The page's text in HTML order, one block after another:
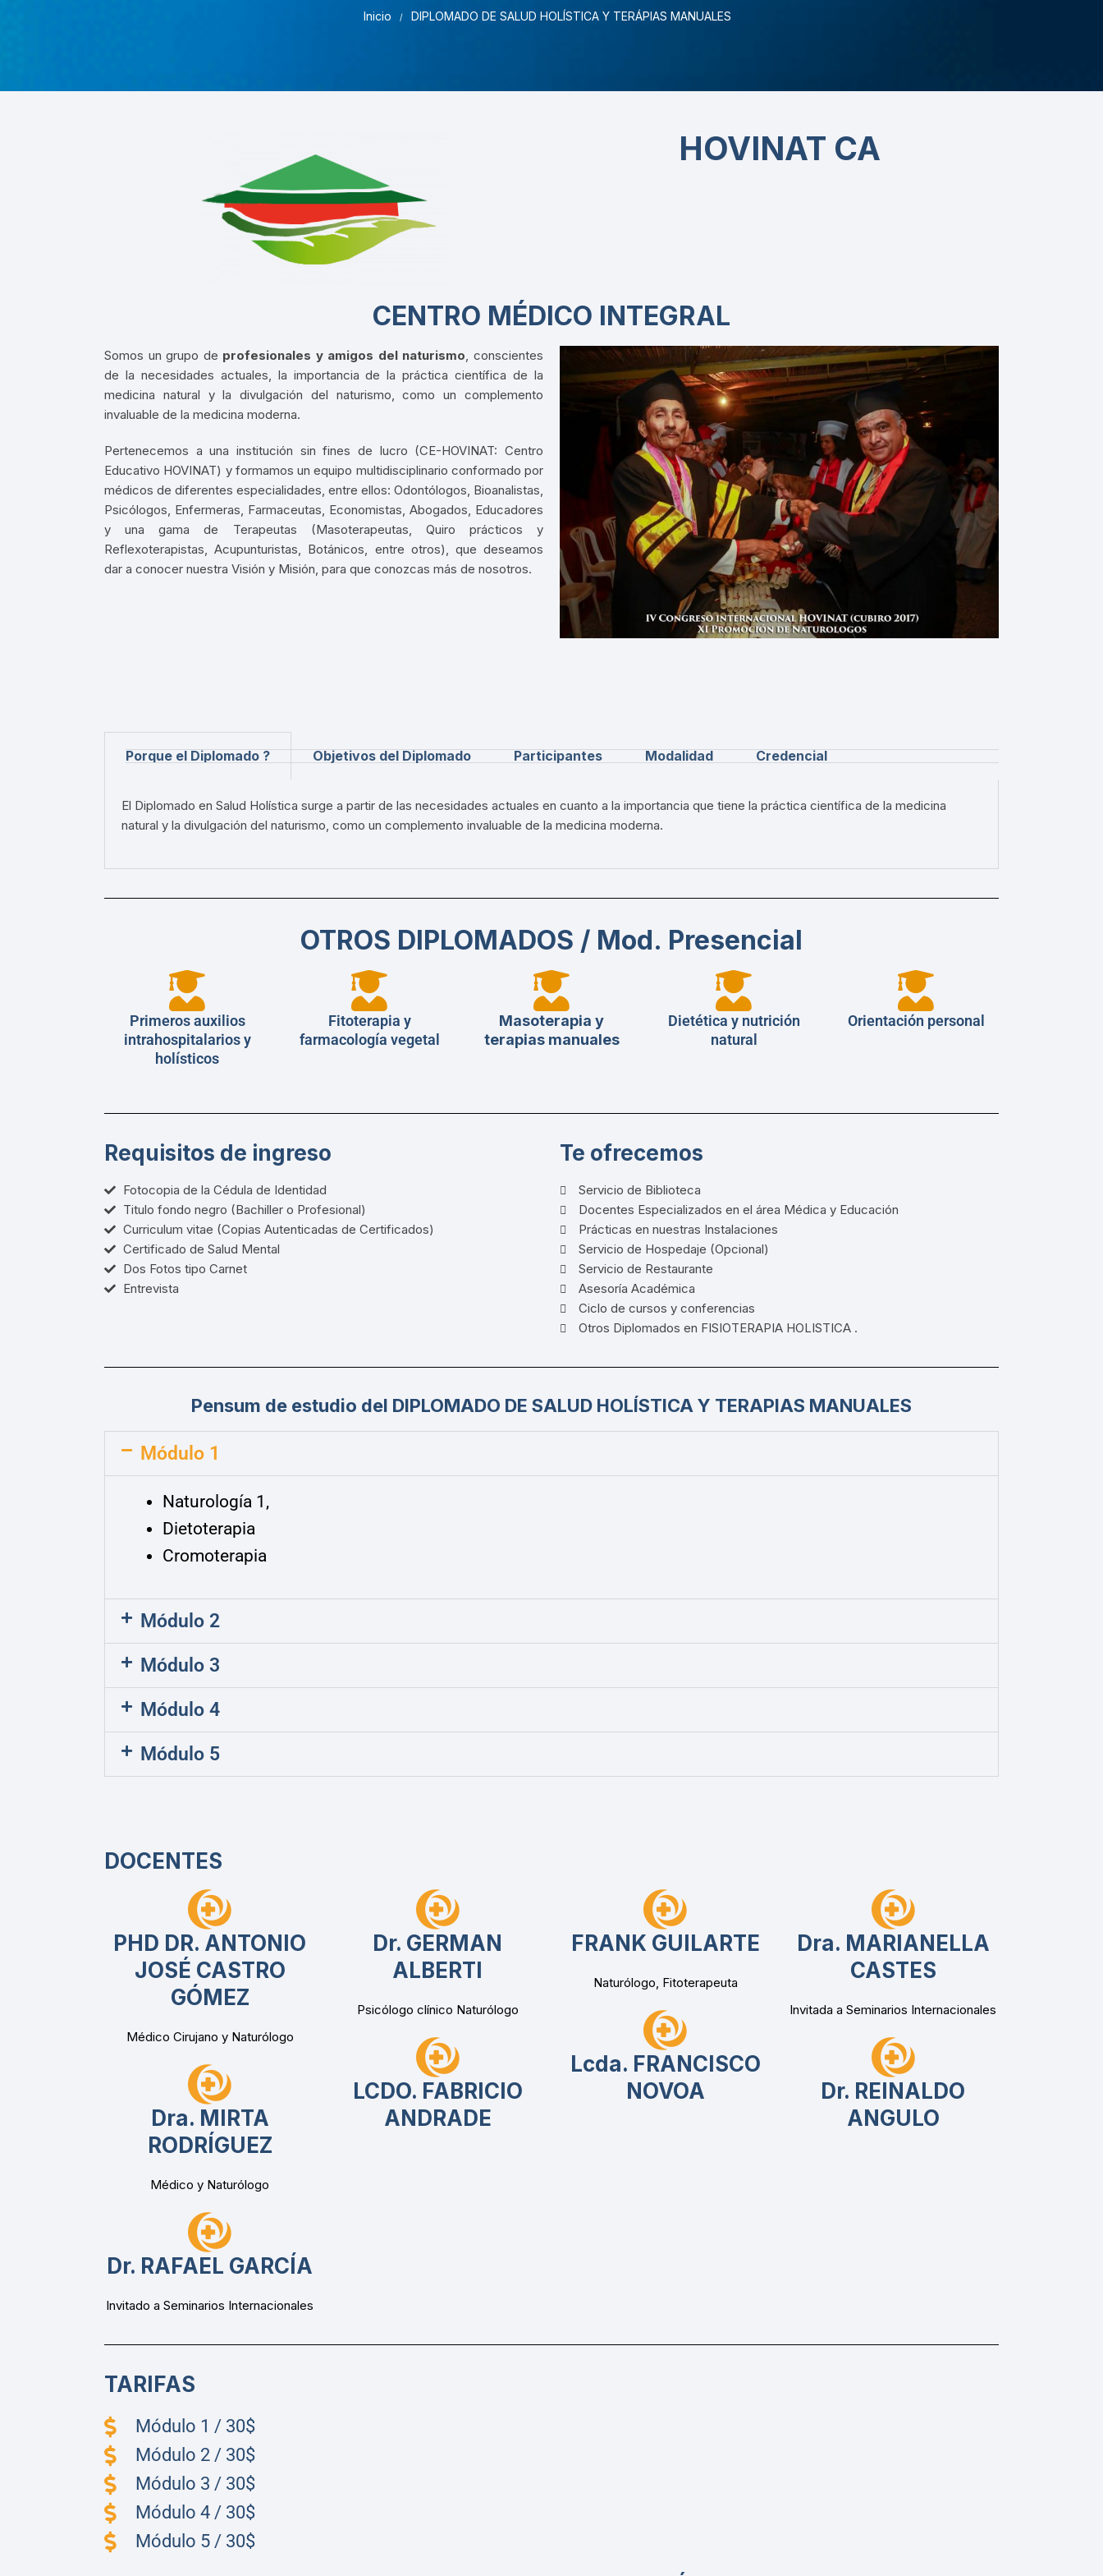
Simulación
Inicio DIPLOMADO DE SALUD HOLÍSTICA Y TERÁPIAS MANUALES
HOVINAT CA
CENTRO MÉDICO INTEGRAL
Somos un grupo de profesionales y amigos del naturismo , conscientes
de la necesidades actuales, la importancia de la práctica científica de la
medicina natural y la divulgación del naturismo, como un complemento
invaluable de la medicina moderna.
Pertenecemos a una institución sin fines de lucro (CE-HOVINAT: Centro
Educativo HOVINAT) y formamos un equipo multidisciplinario conformado por
médicos de diferentes especialidades, entre ellos: Odontólogos, Bioanalistas,
Psicólogos, Enfermeras, Farmaceutas, Economistas, Abogados, Educadores
y una gama de Terapeutas (Masoterapeutas, Quiro prácticos y
Reflexoterapistas, Acupunturistas, Botánicos, entre otros), que deseamos
dar a conocer nuestra Visión y Misión, para que conozcas más de nosotros.
Porque el Diplomado ? Objetivos del Diplomado Participantes Modalidad Credencial
El Diplomado en Salud Holística surge a partir de las necesidades actuales en cuanto a la importancia que tiene la práctica científica de la medicina
natural y la divulgación del naturismo, como un complemento invaluable de la medicina moderna.
OTROS DIPLOMADOS / Mod. Presencial
Primeros auxilios
intrahospitalarios y
holísticos
Fitoterapia y
farmacología vegetal
Masoterapia y
terapias manuales
Dietética y nutrición
natural
Orientación personal
Requisitos de ingreso Te ofrecemos
Fotocopia de la Cédula de Identidad
Titulo fondo negro (Bachiller o Profesional)
Curriculum vitae (Copias Autenticadas de Certificados)
Certificado de Salud Mental
Dos Fotos tipo Carnet
Entrevista
Servicio de Biblioteca
Docentes Especializados en el área Médica y Educación
Prácticas en nuestras Instalaciones
Servicio de Hospedaje (Opcional)
Servicio de Restaurante
Asesoría Académica
Ciclo de cursos y conferencias
Otros Diplomados en FISIOTERAPIA HOLISTICA .
Pensum de estudio del DIPLOMADO DE SALUD HOLÍSTICA Y TERAPIAS MANUALES
Módulo 1
Naturología 1,
Dietoterapia
Cromoterapia
Módulo 2
Módulo 3
Módulo 4
Módulo 5
DOCENTES
PHD DR. ANTONIO
JOSÉ CASTRO
GÓMEZ
Médico Cirujano y Naturólogo
Dra. MIRTA
RODRÍGUEZ
Médico y Naturólogo
Dr. GERMAN
ALBERTI
Psicólogo clínico Naturólogo
LCDO. FABRICIO
ANDRADE
FRANK GUILARTE
Naturólogo, Fitoterapeuta
Lcda. FRANCISCO
NOVOA
Dra. MARIANELLA
CASTES
Invitada a Seminarios Internacionales
Dr. REINALDO
ANGULO
Dr. RAFAEL GARCÍA
Invitado a Seminarios Internacionales
TARIFAS
Módulo 1 / 30$
Módulo 2 / 30$
Módulo 3 / 30$
Módulo 4 / 30$
Módulo 5 / 30$